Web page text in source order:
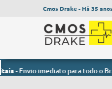
Cmos Drake - Há 35
imediato para todo o Brasil.